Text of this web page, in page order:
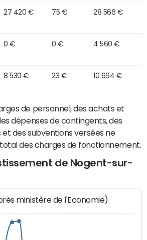
27 420 € 75 € 28 566 €
0 € 0 € 4 560 €
8 530 € 23 € 10 694 €
de personnel, des achats et
dépenses de contingents, des
des subventions versées ne
des charges de fonctionnement.
de Nogent-sur-
ministère de l'Economie)